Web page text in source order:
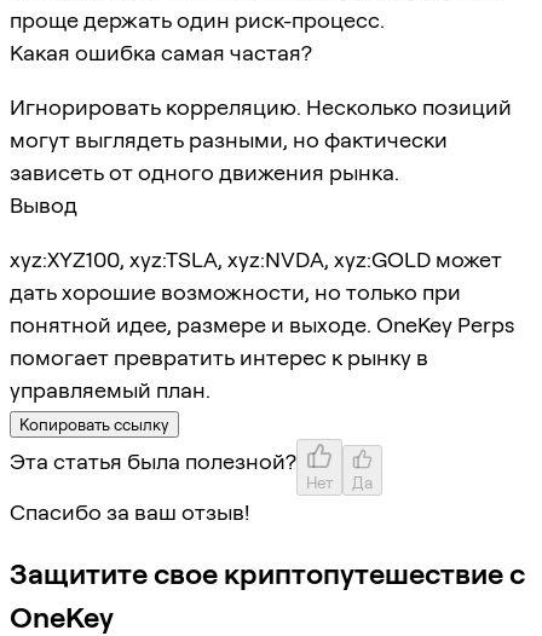
проще держать один риск-процесс.
Какая ошибка самая частая?
Игнорировать корреляцию. Несколько позиций
могут выглядеть разными, но фактически
зависеть от одного движения рынка.
Вывод
xyz:XYZ100, xyz:TSLA, xyz:NVDA, xyz:GOLD может
дать хорошие возможности, но только при
понятной идее, размере и выходе. OneKey Perps
помогает превратить интерес к рынку в
управляемый план.
Копировать ссылку
Эта статья была полезной?
Нет Да
Спасибо за ваш отзыв!
Защитите свое криптопутешествие с
OneKey